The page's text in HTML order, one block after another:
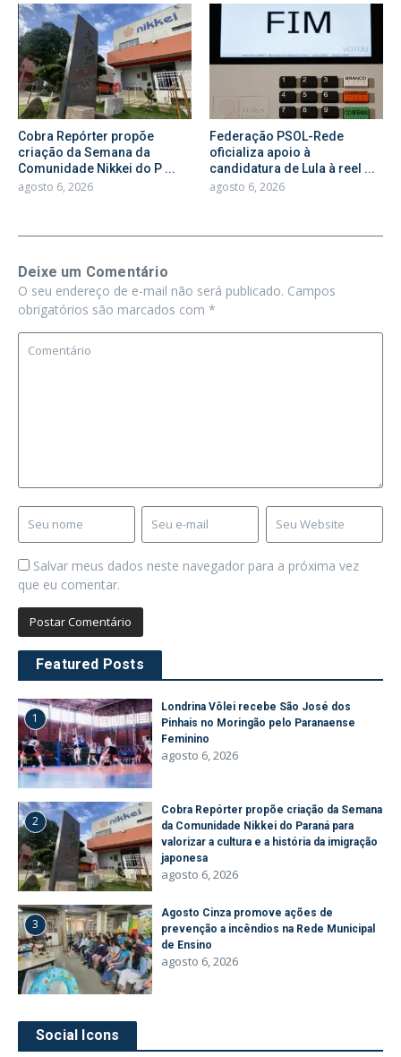
Cobra Repórter propõe
criação da Semana da
Comunidade Nikkei do P ...
agosto 6, 2026
Federação PSOL-Rede
oficializa apoio à
candidatura de Lula à reel ...
agosto 6, 2026
Deixe um Comentário
O seu endereço de e-mail não será publicado. Campos
obrigatórios são marcados com *
Salvar meus dados neste navegador para a próxima vez
que eu comentar.
Featured Posts
1
Londrina Vôlei recebe São José dos
Pinhais no Moringão pelo Paranaense
Feminino
agosto 6, 2026
2
Cobra Repórter propõe criação da Semana
da Comunidade Nikkei do Paraná para
valorizar a cultura e a história da imigração
japonesa
agosto 6, 2026
3
Agosto Cinza promove ações de
prevenção a incêndios na Rede Municipal
de Ensino
agosto 6, 2026
Social Icons